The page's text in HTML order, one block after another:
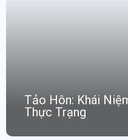
Tảo Hôn: Khái
Thực Trạng